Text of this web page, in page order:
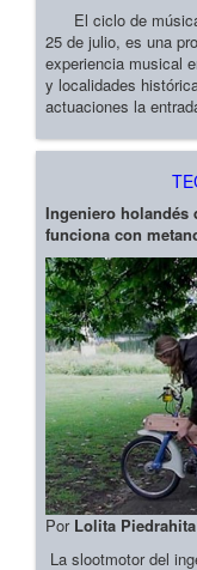
El ciclo de música
25 de julio, es una
experiencia musical
y localidades
actuaciones la
Ingeniero holandés
funciona con
Por Lolita Piedrahita
La slootmotor del